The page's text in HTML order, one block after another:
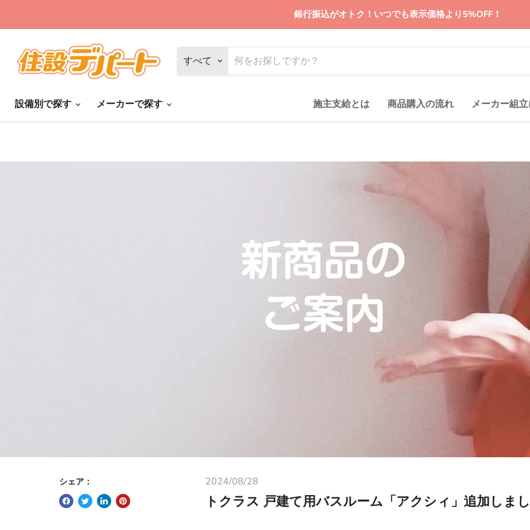
銀行振込がオトク！いつでも表示価格より5%OFF！
すべて
設備別で探す メーカーで探す 施主支給とは 商品購入の流れ メーカー組
シェア： 2024/08/28
トクラス 戸建て用バスルーム「アクシィ」追加しま